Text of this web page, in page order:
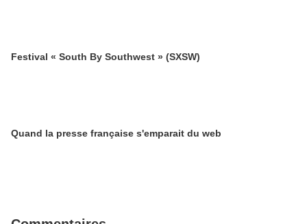
Festival « South By Southwest » (SXSW)
Quand la presse française s'emparait du web